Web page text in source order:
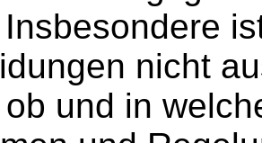
nicht
und in